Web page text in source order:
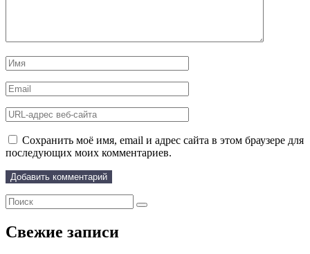
Сохранить моё имя, email и адрес сайта в этом браузере для
последующих моих комментариев.
Свежие записи